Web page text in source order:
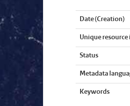
Date (Creation)
Unique
Status
Metadata
Keywords